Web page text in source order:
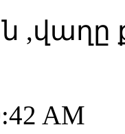
,վաղը
AM